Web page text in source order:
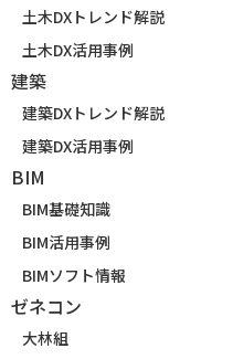
土木DXトレンド解説
土木DX活用事例
建築
建築DXトレンド解説
建築DX活用事例
BIM
BIM基礎知識
BIM活用事例
BIMソフト情報
ゼネコン
大林組